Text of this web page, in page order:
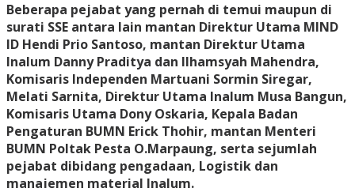
Beberapa pejabat yang pernah di temui maupun di
surati SSE antara lain mantan Direktur Utama MIND
ID Hendi Prio Santoso, mantan Direktur Utama
Inalum Danny Praditya dan Ilhamsyah Mahendra,
Komisaris Independen Martuani Sormin Siregar,
Melati Sarnita, Direktur Utama Inalum Musa Bangun,
Komisaris Utama Dony Oskaria, Kepala Badan
Pengaturan BUMN Erick Thohir, mantan Menteri
BUMN Poltak Pesta O.Marpaung, serta sejumlah
pejabat dibidang pengadaan, Logistik dan
manajemen material Inalum.